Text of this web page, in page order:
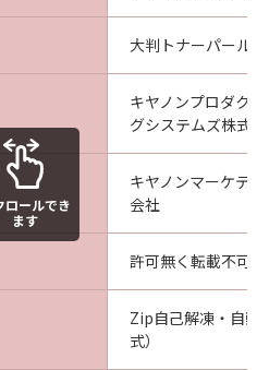
ア商品を日本国内におい
。
ア商品を、キヤノンプロダ
ングシステムズ株式会社
に対してのみ使用するこ
いかなる理由によろうと
前の承諾なくして、本商
大判トナーパール
キヤノンプロダク
グシステムズ株式
キヤノンマーケテ
会社
許可無く転載不可
Zip自己解凍・自動
式）
ロールでき
ます